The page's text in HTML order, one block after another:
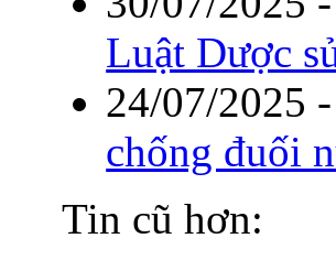
Luật Dược
24/07/2025 -
chống đuối
Tin cũ hơn: